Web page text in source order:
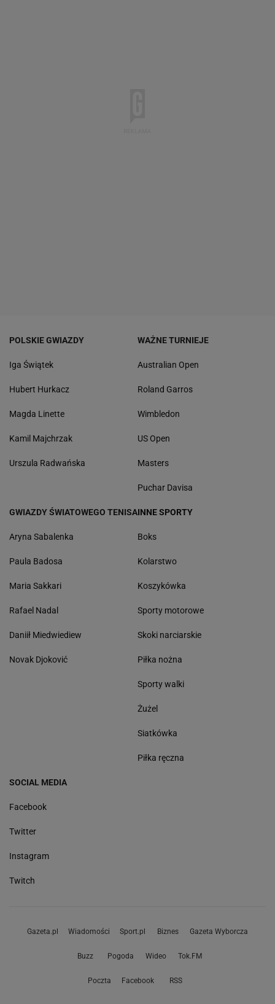
POLSKIE GWIAZDY
Iga Świątek
Hubert Hurkacz
Magda Linette
Kamil Majchrzak
Urszula Radwańska
WAŻNE TURNIEJE
Australian Open
Roland Garros
Wimbledon
US Open
Masters
Puchar Davisa
GWIAZDY ŚWIATOWEGO TENISA
Aryna Sabalenka
Paula Badosa
Maria Sakkari
Rafael Nadal
Daniił Miedwiediew
Novak Djoković
INNE SPORTY
Boks
Kolarstwo
Koszykówka
Sporty motorowe
Skoki narciarskie
Piłka nożna
Sporty walki
Żużel
Siatkówka
Piłka ręczna
SOCIAL MEDIA
Facebook
Twitter
Instagram
Twitch
Gazeta.pl Wiadomości Sport.pl Biznes Gazeta Wyborcza
Buzz Pogoda Wideo Tok.FM
Poczta Facebook RSS